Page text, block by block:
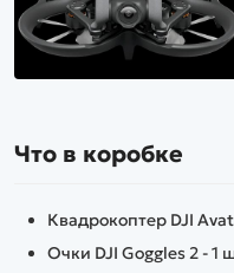
Что в коробке
Квадрокоптер DJI
Очки DJI Goggles 2 - 1